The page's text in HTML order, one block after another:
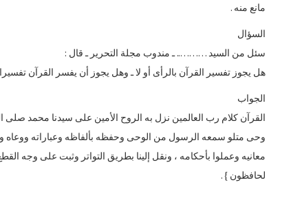
مانع منه .
السؤال
سئل من السيد ……….. ـ مندوب مجلة التحرير ـ قال :
هل يجوز تفسير القرآن بالرأى أو لا ـ وهل يجوز أن يفسر القرآن
الجواب
القرآن كلام رب العالمين نزل به الروح الأمين على سيدنا محمد صلى
وحى متلو سمعه الرسول من الوحى وحفظه بألفاظه وعباراته ووعاه
معانيه وعملوا بأحكامه ، ونقل إلينا بطريق التواتر وثبت على وجه
لحافظون } .